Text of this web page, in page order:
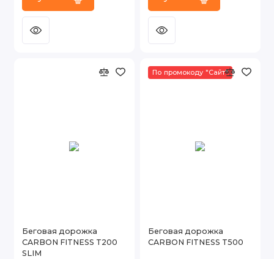
Беговая дорожка
CARBON FITNESS T200
SLIM
По промокоду "Сайт"
Беговая дорожка
CARBON FITNESS T500